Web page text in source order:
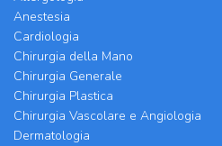
Anestesia
Cardiologia
Chirurgia della Mano
Chirurgia Generale
Chirurgia Plastica
Chirurgia Vascolare e Angiologia
Dermatologia